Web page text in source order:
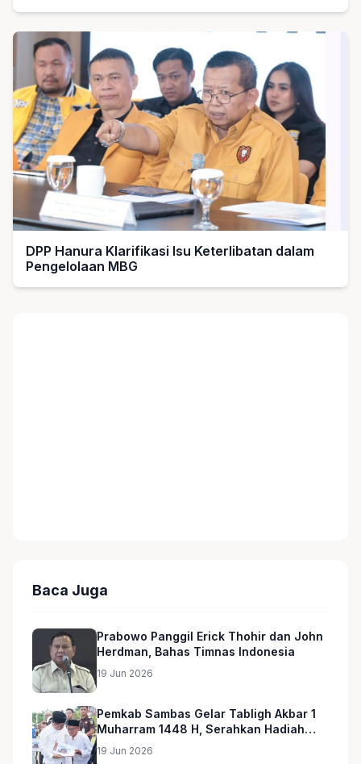
DPP Hanura Klarifikasi Isu Keterlibatan dalam
Pengelolaan MBG
Baca Juga
Prabowo Panggil Erick Thohir dan John
Herdman, Bahas Timnas Indonesia
19 Jun 2026
Pemkab Sambas Gelar Tabligh Akbar 1
Muharram 1448 H, Serahkan Hadiah
Umroh untuk Guru Ngaji dan Imam
19 Jun 2026